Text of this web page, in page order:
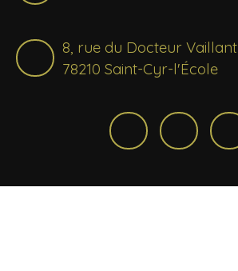
8, rue du Docteur Vaillant
78210 Saint-Cyr-l'École